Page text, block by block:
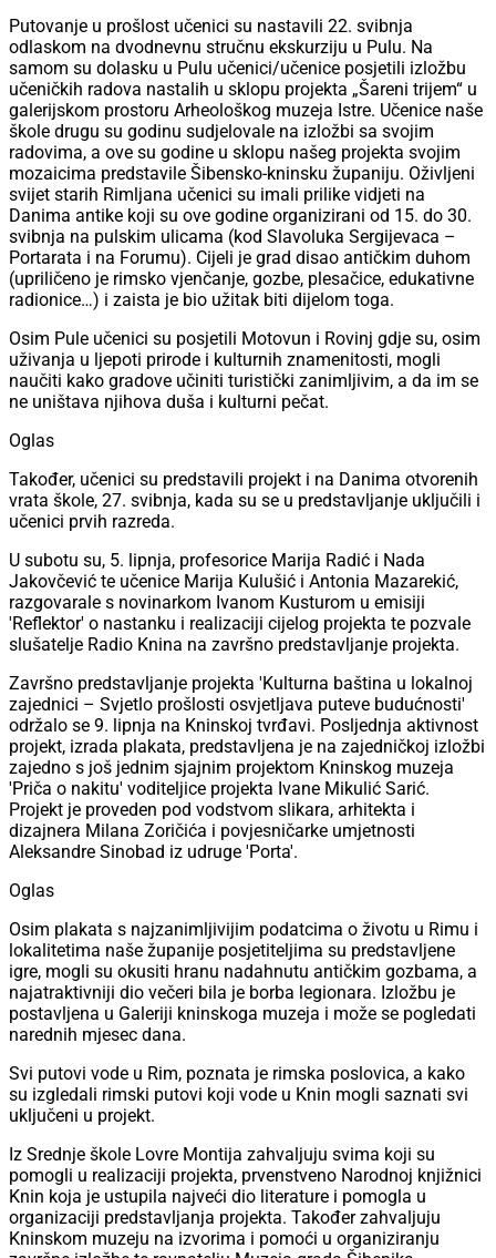
Putovanje u prošlost učenici su nastavili 22. svibnja
odlaskom na dvodnevnu stručnu ekskurziju u Pulu. Na
samom su dolasku u Pulu učenici/učenice posjetili izložbu
učeničkih radova nastalih u sklopu projekta „Šareni trijem“ u
galerijskom prostoru Arheološkog muzeja Istre. Učenice naše
škole drugu su godinu sudjelovale na izložbi sa svojim
radovima, a ove su godine u sklopu našeg projekta svojim
mozaicima predstavile Šibensko-kninsku županiju. Oživljeni
svijet starih Rimljana učenici su imali prilike vidjeti na
Danima antike koji su ove godine organizirani od 15. do 30.
svibnja na pulskim ulicama (kod Slavoluka Sergijevaca –
Portarata i na Forumu). Cijeli je grad disao antičkim duhom
(upriličeno je rimsko vjenčanje, gozbe, plesačice, edukativne
radionice…) i zaista je bio užitak biti dijelom toga.
Osim Pule učenici su posjetili Motovun i Rovinj gdje su, osim
uživanja u ljepoti prirode i kulturnih znamenitosti, mogli
naučiti kako gradove učiniti turistički zanimljivim, a da im se
ne uništava njihova duša i kulturni pečat.
Oglas
Također, učenici su predstavili projekt i na Danima otvorenih
vrata škole, 27. svibnja, kada su se u predstavljanje uključili i
učenici prvih razreda.
U subotu su, 5. lipnja, profesorice Marija Radić i Nada
Jakovčević te učenice Marija Kulušić i Antonia Mazarekić,
razgovarale s novinarkom Ivanom Kusturom u emisiji
'Reflektor' o nastanku i realizaciji cijelog projekta te pozvale
slušatelje Radio Knina na završno predstavljanje projekta.
Završno predstavljanje projekta 'Kulturna baština u lokalnoj
zajednici – Svjetlo prošlosti osvjetljava puteve budućnosti'
održalo se 9. lipnja na Kninskoj tvrđavi. Posljednja aktivnost
projekt, izrada plakata, predstavljena je na zajedničkoj izložbi
zajedno s još jednim sjajnim projektom Kninskog muzeja
'Priča o nakitu' voditeljice projekta Ivane Mikulić Sarić.
Projekt je proveden pod vodstvom slikara, arhitekta i
dizajnera Milana Zoričića i povjesničarke umjetnosti
Aleksandre Sinobad iz udruge 'Porta'.
Oglas
Osim plakata s najzanimljivijim podatcima o životu u Rimu i
lokalitetima naše županije posjetiteljima su predstavljene
igre, mogli su okusiti hranu nadahnutu antičkim gozbama, a
najatraktivniji dio večeri bila je borba legionara. Izložbu je
postavljena u Galeriji kninskoga muzeja i može se pogledati
narednih mjesec dana.
Svi putovi vode u Rim, poznata je rimska poslovica, a kako
su izgledali rimski putovi koji vode u Knin mogli saznati svi
uključeni u projekt.
Iz Srednje škole Lovre Montija zahvaljuju svima koji su
pomogli u realizaciji projekta, prvenstveno Narodnoj knjižnici
Knin koja je ustupila najveći dio literature i pomogla u
organizaciji predstavljanja projekta. Također zahvaljuju
Kninskom muzeju na izvorima i pomoći u organiziranju